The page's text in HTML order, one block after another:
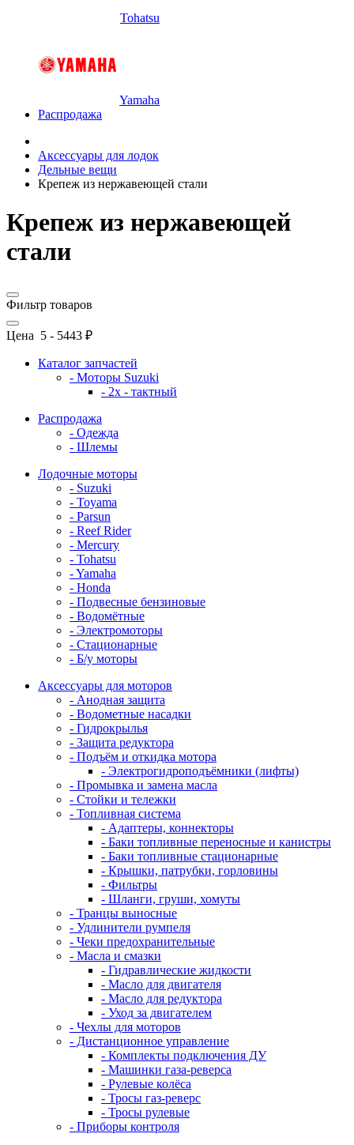
Tohatsu
Yamaha
Распродажа
Аксессуары для лодок
Дельные вещи
Крепеж из нержавеющей стали
Крепеж из нержавеющей
стали
Фильтр товаров
Цена 5 - 5443 ₽
Каталог запчастей
- Моторы Suzuki
- 2x - тактный
Распродажа
- Одежда
- Шлемы
Лодочные моторы
- Suzuki
- Toyama
- Parsun
- Reef Rider
- Mercury
- Tohatsu
- Yamaha
- Honda
- Подвесные бензиновые
- Водомётные
- Электромоторы
- Стационарные
- Б/у моторы
Аксессуары для моторов
- Анодная защита
- Водометные насадки
- Гидрокрылья
- Защита редуктора
- Подъём и откидка мотора
- Электрогидроподъёмники (лифты)
- Промывка и замена масла
- Стойки и тележки
- Топливная система
- Адаптеры, коннекторы
- Баки топливные переносные и канистры
- Баки топливные стационарные
- Крышки, патрубки, горловины
- Фильтры
- Шланги, груши, хомуты
- Транцы выносные
- Удлинители румпеля
- Чеки предохранительные
- Масла и смазки
- Гидравлические жидкости
- Масло для двигателя
- Масло для редуктора
- Уход за двигателем
- Чехлы для моторов
- Дистанционное управление
- Комплекты подключения ДУ
- Машинки газа-реверса
- Рулевые колёса
- Тросы газ-реверс
- Тросы рулевые
- Приборы контроля